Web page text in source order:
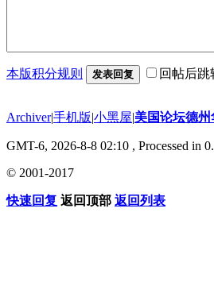
本版积分规则 发表回复 回帖后
Archiver|手机版|小黑屋|美国论坛德州
GMT-6, 2026-8-8 02:10 , Processed in
© 2001-2017
快速回复 返回顶部 返回列表